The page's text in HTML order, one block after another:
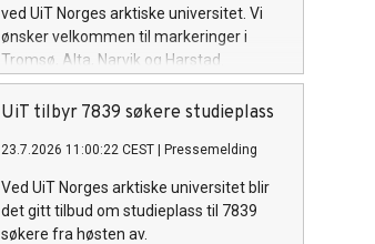
ved UiT Norges arktiske universitet. Vi
ønsker velkommen til markeringer i
Tromsø, Alta, Narvik og Harstad.
UiT tilbyr 7839 søkere studieplass
23.7.2026 11:00:22 CEST Pressemelding
Ved UiT Norges arktiske universitet blir
det gitt tilbud om studieplass til 7839
søkere fra høsten av.